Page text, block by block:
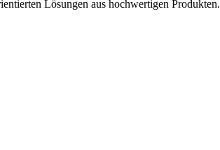
Lösungen aus hochwertigen Produkten.